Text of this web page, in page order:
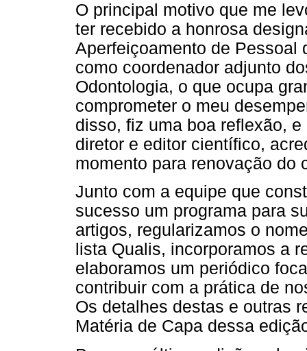
O principal motivo que me
ter recebido a honrosa
Aperfeiçoamento de Pessoal
como coordenador adjunto
Odontologia, o que ocupa
comprometer o meu
disso, fiz uma boa reflexão,
diretor e editor científico,
momento para renovação do
Junto com a equipe que
sucesso um programa para
artigos, regularizamos o
lista Qualis, incorporamos a
elaboramos um periódico
contribuir com a prática de
Os detalhes destas e outras
Matéria de Capa dessa